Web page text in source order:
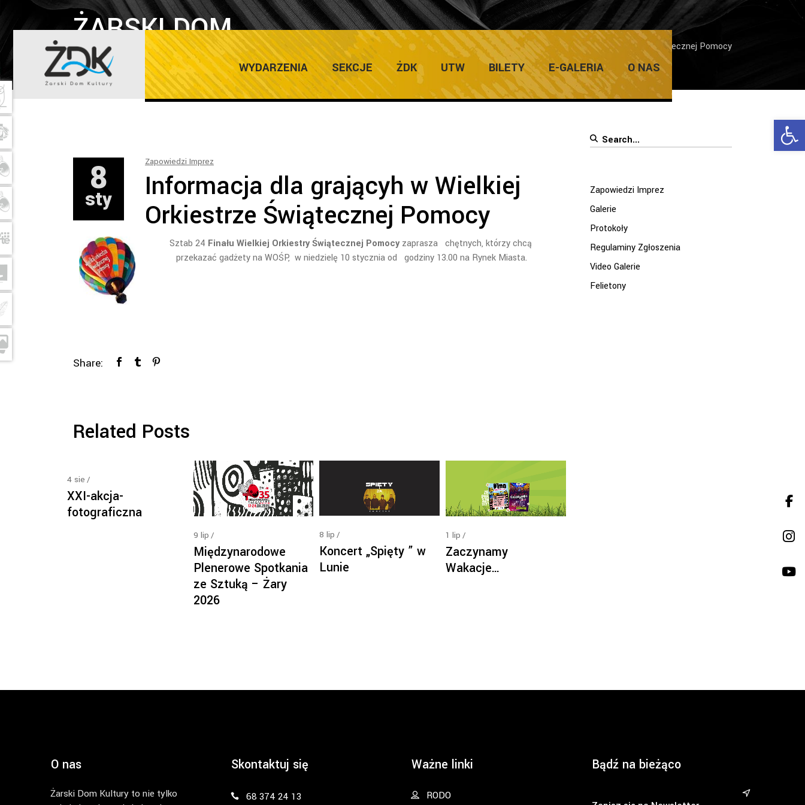
WYDARZENIA SEKCJE ŻDK UTW BILETY E-GALERIA O NAS
ŻARSKI DOM
KULTURY
Home Zapowiedzi Imprez /Informacja dla grającyh w Wielkiej Orkiestrze Świątecznej Pomocy
8
sty
Zapowiedzi Imprez
Informacja dla grającyh w Wielkiej
Orkiestrze Świątecznej Pomocy
Sztab 24 Finału Wielkiej Orkiestry Świątecznej Pomocyzaprasza chętnych, którzy chcą
przekazać gadżety na WOŚP, w niedzielę 10 stycznia od godziny 13.00 na Rynek Miasta.
Share:
Related Posts
4 sie
XXI-akcja-
fotograficzna
9 lip
Międzynarodowe
Plenerowe Spotkania
ze Sztuką – Żary
2026
8 lip
Koncert „Spięty ” w
Lunie
1 lip
Zaczynamy
Wakacje…
Search
Zapowiedzi Imprez
Galerie
Protokoły
Regulaminy Zgłoszenia
Video Galerie
Felietony
O nas
Żarski Dom Kultury to nie tylko
Skontaktuj się
68 374 24 13
Ważne linki
RODO
Bądź na bieżąco
&